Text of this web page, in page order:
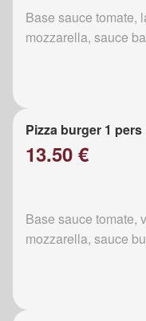
Base sauce tomate,
mozzarella, sauce
Pizza burger 1 pers
13.50 €
Base sauce tomate,
mozzarella, sauce